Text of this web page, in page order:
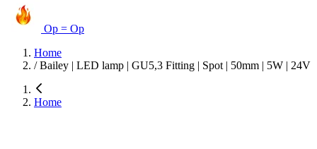
Op = Op
Home
/ Bailey | LED lamp | GU5,3 Fitting | Spot | 50mm | 5W | 24V
Home